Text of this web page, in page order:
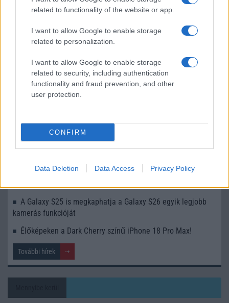
related to functionality of the website or app.
I want to allow Google to enable storage
related to personalization.
I want to allow Google to enable storage
related to security, including authentication
functionality and fraud prevention, and other
user protection.
CONFIRM
Data Deletion Data Access Privacy Policy
Számos népszerű Samsung Galaxy készülék kimarad a One
iPhone 18 bemutató dátum - ekkor rántja le a leplet az
Apple az új csúcsmobilokról
Az Android rejtett automatizmusai: hat funkció, amely
Google Maps vs. Waze: A két navigációs óriás küzdelme a
telefonunkon
mobilhasználatot – sokan mégsem tudnak róla
A Galaxy S25 is megkaphatja a Galaxy S26 egyik legjobb
kamerás funkcióját
Élőképeken a Dark Cherry színű iPhone 18 Pro Max!
További hírek